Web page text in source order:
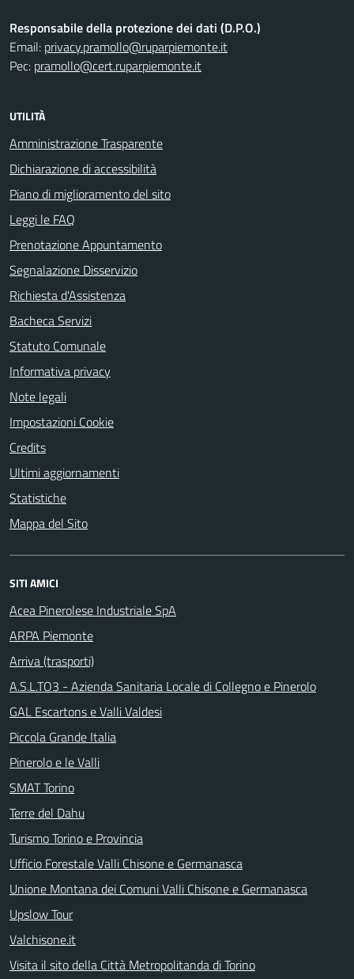
Responsabile della protezione dei dati (D.P.O.)
Email: privacy.pramollo@ruparpiemonte.it
Pec: pramollo@cert.ruparpiemonte.it
UTILITÀ
Amministrazione Trasparente
Dichiarazione di accessibilità
Piano di miglioramento del sito
Leggi le FAQ
Prenotazione Appuntamento
Segnalazione Disservizio
Richiesta d'Assistenza
Bacheca Servizi
Statuto Comunale
Informativa privacy
Note legali
Impostazioni Cookie
Credits
Ultimi aggiornamenti
Statistiche
Mappa del Sito
SITI AMICI
Acea Pinerolese Industriale SpA
ARPA Piemonte
Arriva (trasporti)
A.S.L.TO3 - Azienda Sanitaria Locale di Collegno e Pinerolo
GAL Escartons e Valli Valdesi
Piccola Grande Italia
Pinerolo e le Valli
SMAT Torino
Terre del Dahu
Turismo Torino e Provincia
Ufficio Forestale Valli Chisone e Germanasca
Unione Montana dei Comuni Valli Chisone e Germanasca
Upslow Tour
Valchisone.it
Visita il sito della Città Metropolitanda di Torino